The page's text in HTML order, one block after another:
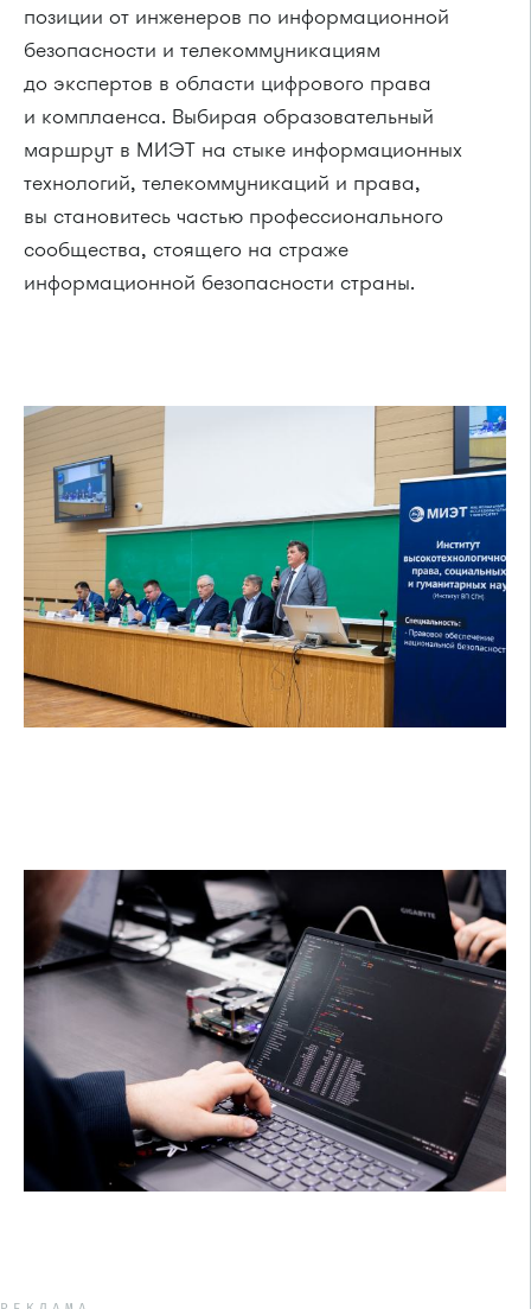
позиции от инженеров по информационной
безопасности и телекоммуникациям
до экспертов в области цифрового права
и комплаенса. Выбирая образовательный
маршрут в МИЭТ на стыке информационных
технологий, телекоммуникаций и права,
вы становитесь частью профессионального
сообщества, стоящего на страже
информационной безопасности страны.